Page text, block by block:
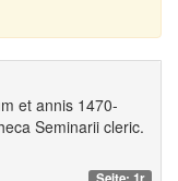
et annis 1470-
Seminarii cleric.